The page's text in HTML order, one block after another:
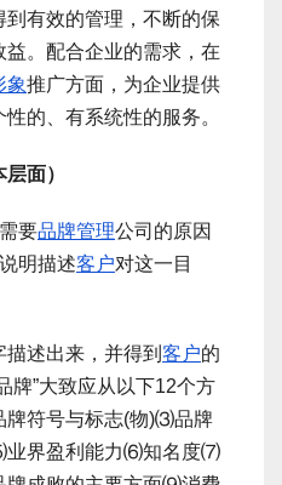
有效的管理，不断的保
。配合企业的需求，在
象推广方面，为企业提供
的、有系统性的服务。
面）
需要品牌管理公司的原因
明描述客户对这一目
述出来，并得到 客户的
牌”大致应从以下12个方
符号与标志(物)⑶品牌
业界盈利能力⑹知名度⑺